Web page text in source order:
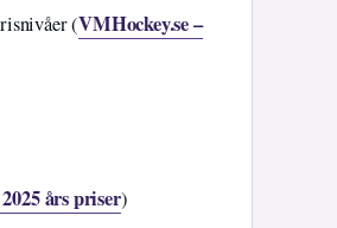
(VMHockey.se –
års priser)